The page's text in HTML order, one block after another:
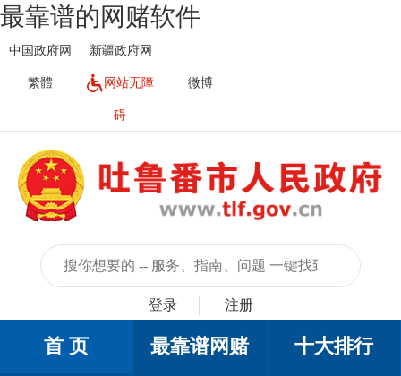
最靠谱的网赌软件
中国政府网 新疆政府网
繁體 网站无障
碍
微博
登录 注册
首 页 最靠谱网赌 十大排行